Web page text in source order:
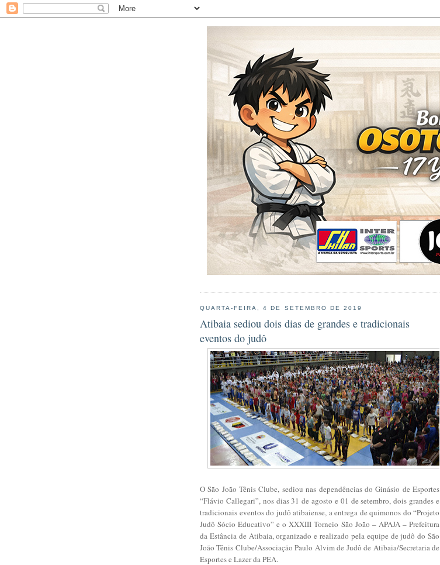
QUARTA-FEIRA, 4 DE SETEMBRO DE 2019
Atibaia sediou dois dias de grandes e tradicionais
eventos do judô
O São João Tênis Clube, sediou nas dependências do Ginásio de Esportes
“Flávio Callegari”, nos dias 31 de agosto e 01 de setembro, dois grandes e
tradicionais eventos do judô atibaiense, a entrega de quimonos do “Projeto
Judô Sócio Educativo” e o XXXIII Torneio São João – APAJA – Prefeitura
da Estância de Atibaia, organizado e realizado pela equipe de judô do São
João Tênis Clube/Associação Paulo Alvim de Judô de Atibaia/Secretaria de
Esportes e Lazer da PEA.